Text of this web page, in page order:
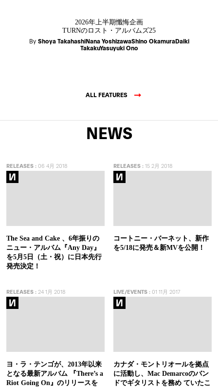
2026年上半期懺悔企画
TURNのロスト・アルバムズ25
By Shoya TakahashiNana YoshizawaShino OkamuraDaiki
TakakuYasuyuki Ono
ALL FEATURES
NEWS
RELEASES : 06 4月 2018
The Sea and Cake 、6年振りの
ニュー・アルバム『Any Day』
を5月5日（土・祝）に日本先行
発売決定！
RELEASES:15 2月 2018
コートニー・バーネット、新作
を5/18に発売＆新MVを公開！
RELEASES : 24 1月 2018
ヨ・ラ・テンゴが、2013年以来
となる最新アルバム 『There’s a
Riot Going On』のリリースを
LIVE/EVENTS:01 11月 2017
カナダ・モントリオールを拠点
に活動し、Mac Demarcoのバン
ドでギタリストを務め ていたこ